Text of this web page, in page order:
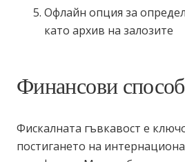
Офлайн опция за
като архив на залозите
Финансови
Фискалната гъвкавост е
постигането на